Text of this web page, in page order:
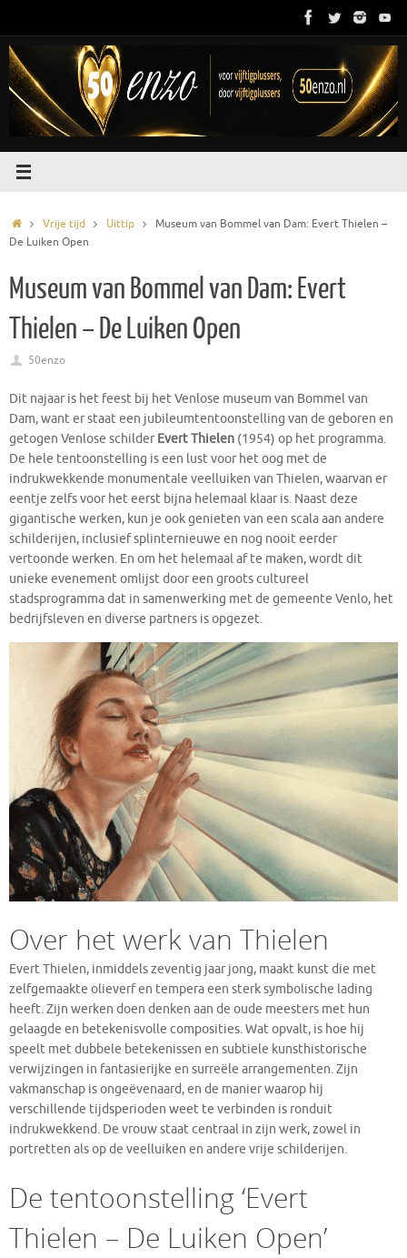
de
inhoud
HomeVrije tijd Uittip
Museum van Bommel van Dam: Evert Thielen –
De Luiken Open
Museum van Bommel van Dam: Evert
Thielen – De Luiken Open
50enzo
Dit najaar is het feest bij het Venlose museum van Bommel van
Dam, want er staat een jubileumtentoonstelling van de geboren en
getogen Venlose schilder Evert Thielen (1954) op het programma.
De hele tentoonstelling is een lust voor het oog met de
indrukwekkende monumentale veelluiken van Thielen, waarvan er
eentje zelfs voor het eerst bijna helemaal klaar is. Naast deze
gigantische werken, kun je ook genieten van een scala aan andere
schilderijen, inclusief splinternieuwe en nog nooit eerder
vertoonde werken. En om het helemaal af te maken, wordt dit
unieke evenement omlijst door een groots cultureel
stadsprogramma dat in samenwerking met de gemeente Venlo, het
bedrijfsleven en diverse partners is opgezet.
Over het werk van Thielen
Evert Thielen, inmiddels zeventig jaar jong, maakt kunst die met
zelfgemaakte olieverf en tempera een sterk symbolische lading
heeft. Zijn werken doen denken aan de oude meesters met hun
gelaagde en betekenisvolle composities. Wat opvalt, is hoe hij
speelt met dubbele betekenissen en subtiele kunsthistorische
verwijzingen in fantasierijke en surreële arrangementen. Zijn
vakmanschap is ongeëvenaard, en de manier waarop hij
verschillende tijdsperioden weet te verbinden is ronduit
indrukwekkend. De vrouw staat centraal in zijn werk, zowel in
portretten als op de veelluiken en andere vrije schilderijen.
De tentoonstelling ‘Evert
Thielen – De Luiken Open’